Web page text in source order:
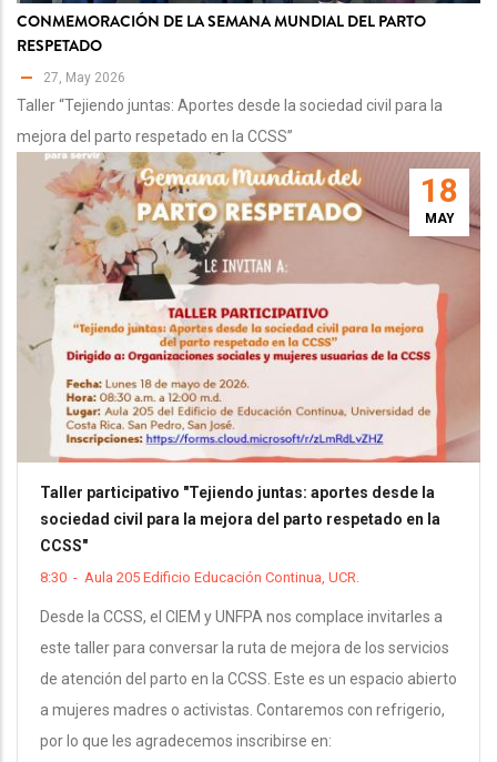
CONMEMORACIÓN DE LA SEMANA MUNDIAL DEL PARTO
RESPETADO
27, May 2026
Taller “Tejiendo juntas: Aportes desde la sociedad civil para la
mejora del parto respetado en la CCSS”
18
MAY
Taller participativo "Tejiendo juntas: aportes desde la
sociedad civil para la mejora del parto respetado en la
CCSS"
8:30 - Aula 205 Edificio Educación Continua, UCR.
Desde la CCSS, el CIEM y UNFPA nos complace invitarles a
este taller para conversar la ruta de mejora de los servicios
de atención del parto en la CCSS. Este es un espacio abierto
a mujeres madres o activistas. Contaremos con refrigerio,
por lo que les agradecemos inscribirse en: